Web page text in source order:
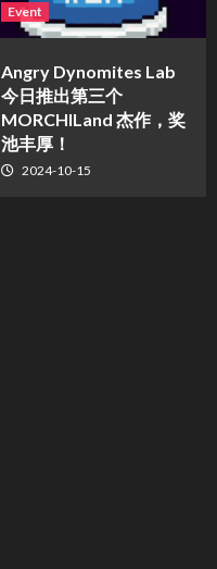
Event
Angry Dynomites Lab
今日推出第三个
MORCHILand 杰作，奖
池丰厚！
2024-10-15